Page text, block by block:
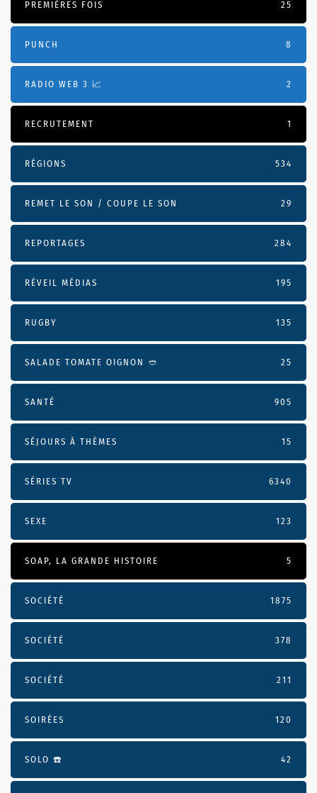
PREMIÈRES FOIS 25
PUNCH 8
RADIO WEB 3 📈 2
RECRUTEMENT 1
RÉGIONS 534
REMET LE SON / COUPE LE SON 29
REPORTAGES 284
RÉVEIL MÉDIAS 195
RUGBY 135
SALADE TOMATE OIGNON 🥙 25
SANTÉ 905
SÉJOURS À THÈMES 15
SÉRIES TV 6340
SEXE 123
SOAP, LA GRANDE HISTOIRE 5
SOCIÉTÉ 1875
SOCIÉTÉ 378
SOCIÉTÉ 211
SOIRÉES 120
SOLO ☎️ 42